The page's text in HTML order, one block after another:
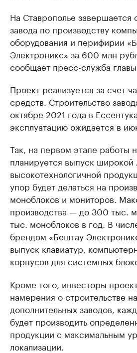
На Ставрополье завершается
завода по производству
оборудования и перифирии
Электроникс» за 600 млн
сообщает пресс-служба главы
Проект реализуется за счет
средств. Строительство
октябре 2021 года в
эксплуатацию ожидается в
Так, на первом этапе работы
планируется выпуск широкой
высокотехнологичной
упор будет делаться на
моноблоков и мониторов.
производства — до 300 тыс.
тыс. моноблоков в год. В
брендом «Бештау
выпуск клавиатур,
корпусов для системных
Кроме того, инвесторы
намерения о строительстве
дополнительных заводов,
будет производить
продукции с максимальным
локализации.